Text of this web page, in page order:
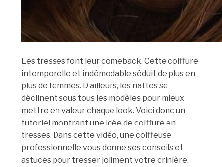
Les tresses font leur comeback. Cette coiffure
intemporelle et indémodable séduit de plus en
plus de femmes. D’ailleurs, les nattes se
déclinent sous tous les modèles pour mieux
mettre en valeur chaque look. Voici donc un
tutoriel montrant une idée de coiffure en
tresses. Dans cette vidéo, une coiffeuse
professionnelle vous donne ses conseils et
astuces pour tresser joliment votre crinière.